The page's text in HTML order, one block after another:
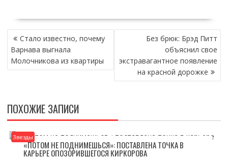
НАВИГАЦИЯ
ПО
ЗАПИСЯМ
Стало известно, почему
Варнава выгнала
Молочникова из квартиры
Без брюк: Брэд Питт
объяснил свое
экстравагантное появление
на красной дорожке
ПОХОЖИЕ ЗАПИСИ
Звезды
«ПОТОМ НЕ ПОДНИМЕШЬСЯ»: ПОСТАВЛЕНА ТОЧКА В
КАРЬЕРЕ ОПОЗОРИВШЕГОСЯ КИРКОРОВА